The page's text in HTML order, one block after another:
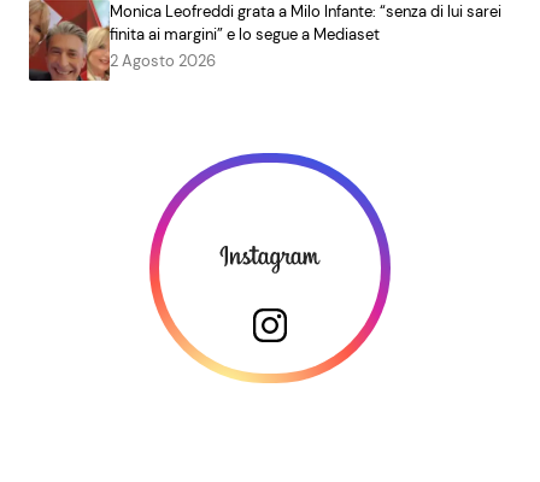
Monica Leofreddi grata a Milo Infante: “senza di lui sarei
finita ai margini” e lo segue a Mediaset
2 Agosto 2026